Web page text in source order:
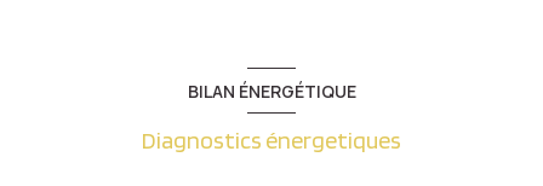
BILAN ÉNERGÉTIQUE
Diagnostics énergetiques